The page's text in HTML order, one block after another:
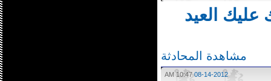
العيد
مشاهدة المحادثة
08-14-2012
10:47 AM